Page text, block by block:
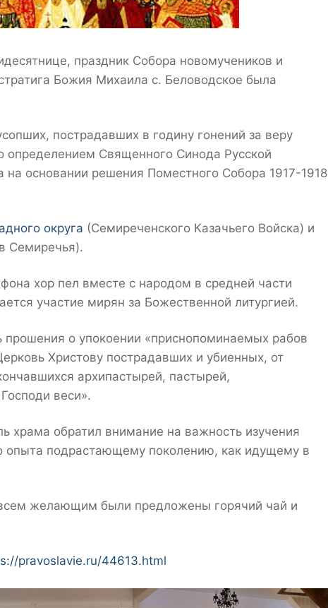
праздник Собора новомучеников и
Божия Михаила с. Беловодское была
пострадавших в годину гонений за веру
определением Священного Синода Русской
основании решения Поместного Собора 1917-1918
округа (Семиреченского Казачьего Войска) и
Семиречья).
хор пел вместе с народом в средней части
участие мирян за Божественной литургией.
прошения о упокоении «приснопоминаемых рабов
Христову пострадавших и убиенных, от
архипастырей, пастырей,
веси».
храма обратил внимание на важность изучения
опыта подрастающему поколению, как идущему в
желающим были предложены горячий чай и
pravoslavie.ru/44613.html